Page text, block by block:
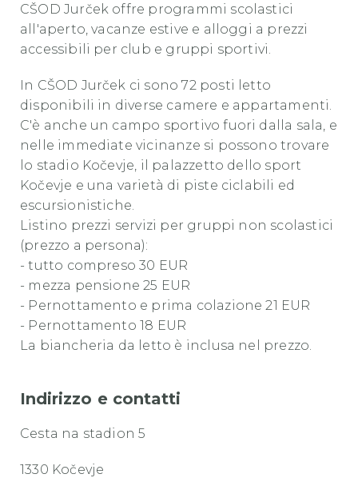
CŠOD Jurček offre programmi scolastici
all'aperto, vacanze estive e alloggi a prezzi
accessibili per club e gruppi sportivi.
In CŠOD Jurček ci sono 72 posti letto
disponibili in diverse camere e appartamenti.
C'è anche un campo sportivo fuori dalla sala, e
nelle immediate vicinanze si possono trovare
lo stadio Kočevje, il palazzetto dello sport
Kočevje e una varietà di piste ciclabili ed
escursionistiche.
Listino prezzi servizi per gruppi non scolastici
(prezzo a persona):
- tutto compreso 30 EUR
- mezza pensione 25 EUR
- Pernottamento e prima colazione 21 EUR
- Pernottamento 18 EUR
La biancheria da letto è inclusa nel prezzo.
Indirizzo e contatti
Cesta na stadion 5
1330 Kočevje